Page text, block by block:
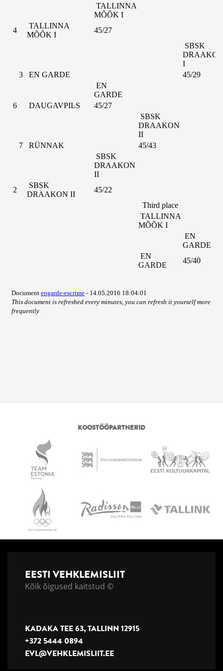
KOOSTÖÖPARTNERID
EESTI VEHKLEMISLIIT
Kõik õigused kaitstud ©
KADAKA TEE 63, TALLINN 12915
+372 5444 0894
EVL@VEHKLEMISLIIT.EE